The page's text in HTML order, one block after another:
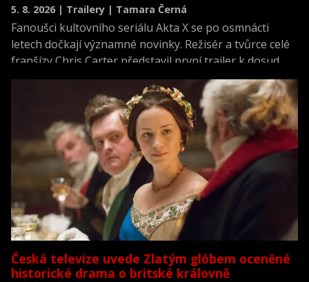
5. 8. 2026 | Trailery | Tamara Černá
Fanoušci kultovního seriálu Akta X se po osmnácti
letech dočkají významné novinky. Režisér a tvůrce celé
franšízy Chris Carter představil první trailer k dosud
neviděné režisérské verzi filmu Akta X: Chci uvěřit.
Česká televize uvede Zlatým glóbem oceněné
historické drama o britské královně